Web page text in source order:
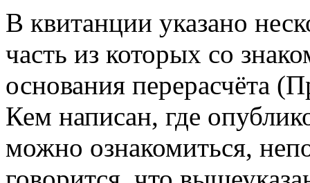
В квитанции указано
часть из которых со
основания перерасчёта
Кем написан, где
можно ознакомиться,